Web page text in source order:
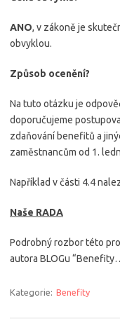
ANO, v zákoně je
obvyklou.
Způsob ocenění?
Na tuto otázku je
doporučujeme
zdaňování benefitů a
zaměstnancům od 1.
Například v části 4.4
Naše RADA
Podrobný rozbor této
autora BLOGu
Kategorie: Benefity